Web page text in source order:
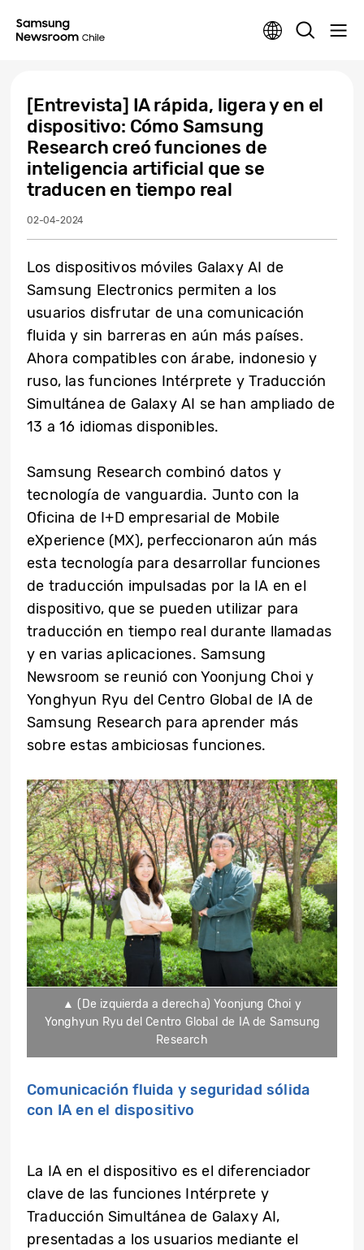
[Entrevista] IA rápida, ligera y en el
dispositivo: Cómo Samsung
Research creó funciones de
inteligencia artificial que se
traducen en tiempo real
02-04-2024
Los dispositivos móviles Galaxy AI de
Samsung Electronics permiten a los
usuarios disfrutar de una comunicación
fluida y sin barreras en aún más países.
Ahora compatibles con árabe, indonesio y
ruso, las funciones Intérprete y Traducción
Simultánea de Galaxy AI se han ampliado de
13 a 16 idiomas disponibles.
Samsung Research combinó datos y
tecnología de vanguardia. Junto con la
Oficina de I+D empresarial de Mobile
eXperience (MX), perfeccionaron aún más
esta tecnología para desarrollar funciones
de traducción impulsadas por la IA en el
dispositivo, que se pueden utilizar para
traducción en tiempo real durante llamadas
y en varias aplicaciones. Samsung
Newsroom se reunió con Yoonjung Choi y
Yonghyun Ryu del Centro Global de IA de
Samsung Research para aprender más
sobre estas ambiciosas funciones.
▲ (De izquierda a derecha) Yoonjung Choi y
Yonghyun Ryu del Centro Global de IA de Samsung
Research
Comunicación fluida y seguridad sólida
con IA en el dispositivo
La IA en el dispositivo es el diferenciador
clave de las funciones Intérprete y
Traducción Simultánea de Galaxy AI,
presentadas a los usuarios mediante el